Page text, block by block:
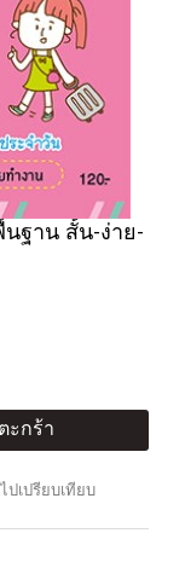
ฐาน สั้น-ง่าย-
ะกร้า
ปเปรียบเทียบ